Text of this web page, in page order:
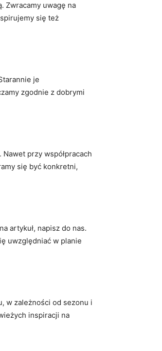
Zwracamy uwagę na
się też
je
zgodnie z dobrymi
przy współpracach
się być konkretni,
artykuł, napisz do nas.
uwzględniać w planie
w zależności od sezonu i
inspiracji na